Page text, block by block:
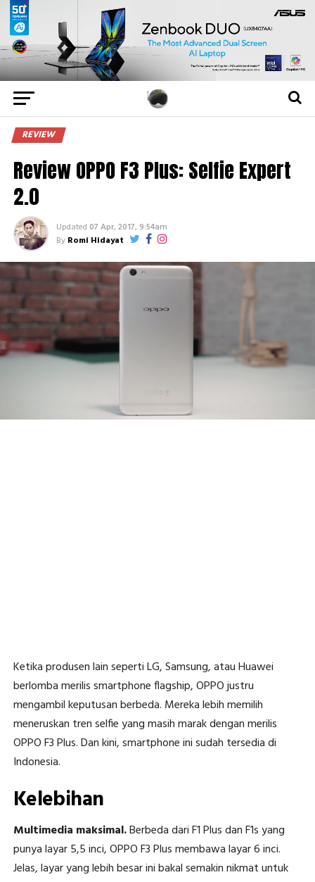
REVIEW
Review OPPO F3 Plus: Selfie Expert
2.0
Updated 07 Apr, 2017, 9:54am
By Romi Hidayat
Ketika produsen lain seperti LG, Samsung, atau Huawei
berlomba merilis smartphone flagship, OPPO justru
mengambil keputusan berbeda. Mereka lebih memilih
meneruskan tren selfie yang masih marak dengan merilis
OPPO F3 Plus. Dan kini, smartphone ini sudah tersedia di
Indonesia.
Kelebihan
Multimedia maksimal.Berbeda dari F1 Plus dan F1s yang
punya layar 5,5 inci, OPPO F3 Plus membawa layar 6 inci.
Jelas, layar yang lebih besar ini bakal semakin nikmat untuk